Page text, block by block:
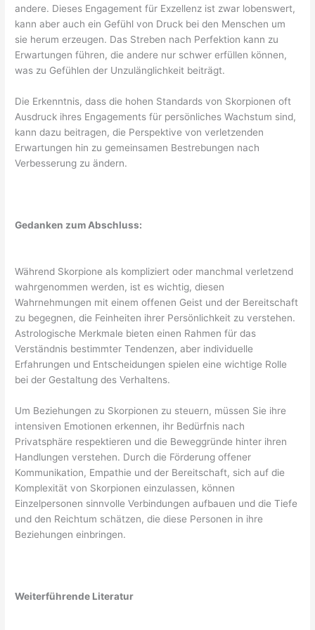
andere. Dieses Engagement für Exzellenz ist zwar lobenswert,
kann aber auch ein Gefühl von Druck bei den Menschen um
sie herum erzeugen. Das Streben nach Perfektion kann zu
Erwartungen führen, die andere nur schwer erfüllen können,
was zu Gefühlen der Unzulänglichkeit beiträgt.
Die Erkenntnis, dass die hohen Standards von Skorpionen oft
Ausdruck ihres Engagements für persönliches Wachstum sind,
kann dazu beitragen, die Perspektive von verletzenden
Erwartungen hin zu gemeinsamen Bestrebungen nach
Verbesserung zu ändern.
Gedanken zum Abschluss:
Während Skorpione als kompliziert oder manchmal verletzend
wahrgenommen werden, ist es wichtig, diesen
Wahrnehmungen mit einem offenen Geist und der Bereitschaft
zu begegnen, die Feinheiten ihrer Persönlichkeit zu verstehen.
Astrologische Merkmale bieten einen Rahmen für das
Verständnis bestimmter Tendenzen, aber individuelle
Erfahrungen und Entscheidungen spielen eine wichtige Rolle
bei der Gestaltung des Verhaltens.
Um Beziehungen zu Skorpionen zu steuern, müssen Sie ihre
intensiven Emotionen erkennen, ihr Bedürfnis nach
Privatsphäre respektieren und die Beweggründe hinter ihren
Handlungen verstehen. Durch die Förderung offener
Kommunikation, Empathie und der Bereitschaft, sich auf die
Komplexität von Skorpionen einzulassen, können
Einzelpersonen sinnvolle Verbindungen aufbauen und die Tiefe
und den Reichtum schätzen, die diese Personen in ihre
Beziehungen einbringen.
Weiterführende Literatur